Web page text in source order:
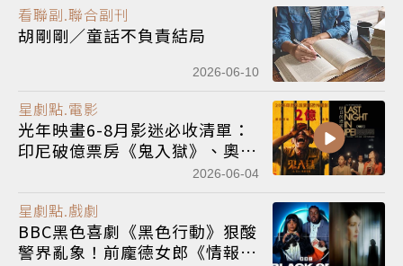
看聯副.聯合副刊
胡剛剛／童話不負責結局
2026-06-10
星劇點.電影
光年映畫6-8月影迷必收清單：
印尼破億票房《鬼入獄》、奧斯
卡導演製作《外賣：4K數位紀
2026-06-04
星劇點.戲劇
BBC黑色喜劇《黑色行動》狠酸
警界亂象！前龐德女郎《情報